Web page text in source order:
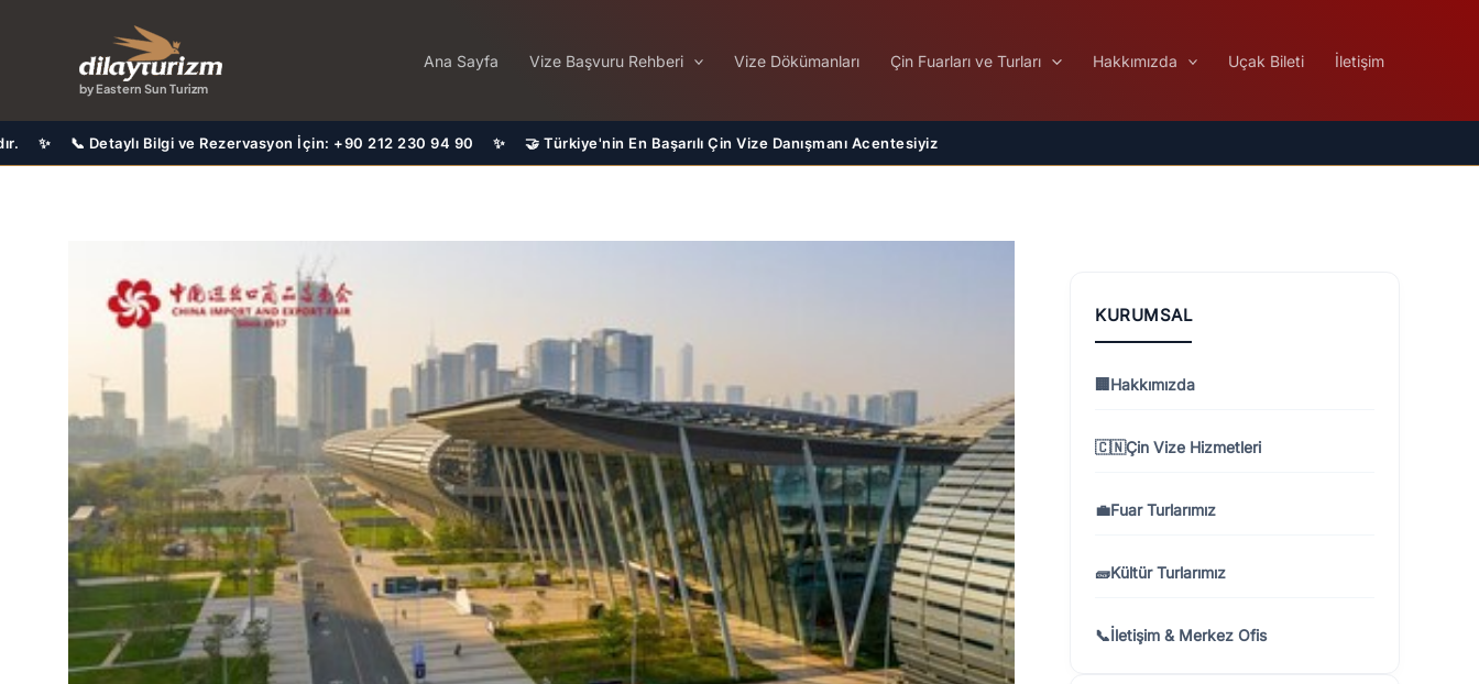
by Eastern Sun Turizm
Ana Sayfa Vize Başvuru Rehberi Vize Dökümanları Çin Fuarları ve Turları Hakkımızda Uçak Bileti İletişim
Rezervasyon İçin: +90 212 230 94 90 ✨ 🤝 Türkiye'nin En Başarılı Çin Vize Danışmanı Acentesiyiz
KURUMSAL
Hakkımızda
🇨🇳Çin Vize Hizmetleri
💼Fuar Turlarımız
🧱Kültür Turlarımız
📞İletişim & Merkez Ofis